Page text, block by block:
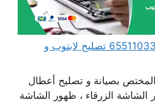
مهندس كمبيوتر الزور 65511033 تصليح لابتوب و
بصيانة و تصليح أعطال
الشاشة الزرقاء ، ظهور الشاشة